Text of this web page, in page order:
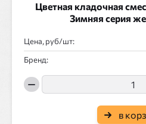
Цветная кладочная
Зимняя серия
Цена, руб/ :
Бренд:
в